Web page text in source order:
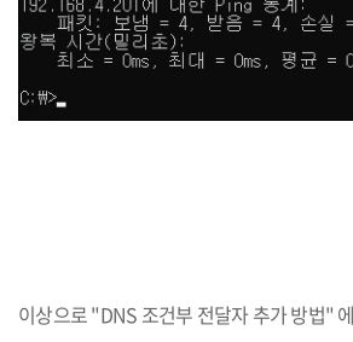
이상으로 "DNS 조건부 전달자 추가 방법"